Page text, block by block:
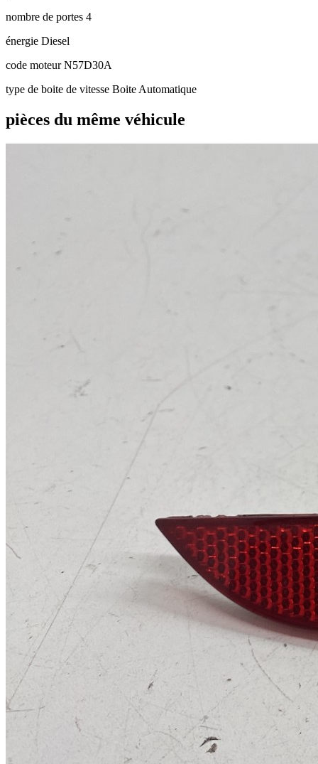
nombre de portes 4
énergie Diesel
code moteurN57D30A
type de boite de vitesse Boite Automatique
pièces du même véhicule